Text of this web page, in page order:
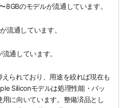
8GBのモデルが流通しています。
流通しています。
通しています。
られており、用途を絞れば現在も
Siliconモデルは処理性能・バッ
に向いています。整備済品とし